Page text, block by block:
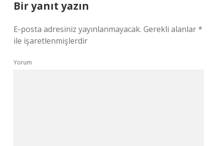
Bir yanıt yazın
E-posta adresiniz yayınlanmayacak. Gerekli alanlar*
ile işaretlenmişlerdir
Yorum